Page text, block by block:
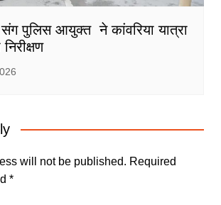
संग पुलिस आयुक्त ने कांवरिया यात्रा
will not be published. Required
*